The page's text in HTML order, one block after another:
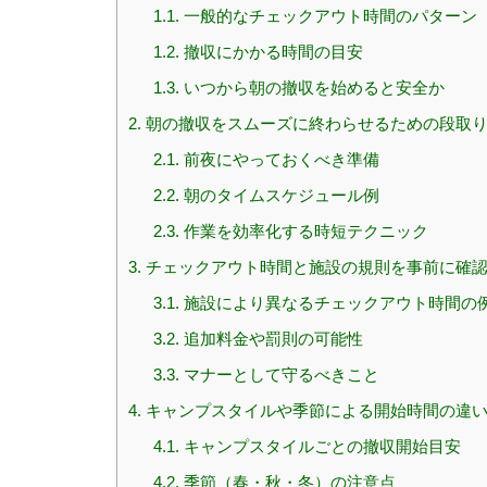
1.1. 一般的なチェックアウト時間のパターン
1.2. 撤収にかかる時間の目安
1.3. いつから朝の撤収を始めると安全か
2. 朝の撤収をスムーズに終わらせるための段取り
2.1. 前夜にやっておくべき準備
2.2. 朝のタイムスケジュール例
2.3. 作業を効率化する時短テクニック
3. チェックアウト時間と施設の規則を事前に確
3.1. 施設により異なるチェックアウト時間の
3.2. 追加料金や罰則の可能性
3.3. マナーとして守るべきこと
4. キャンプスタイルや季節による開始時間の違い
4.1. キャンプスタイルごとの撤収開始目安
4.2. 季節（春・秋・冬）の注意点